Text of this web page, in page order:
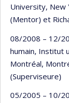
University, New
(Mentor) et
08/2008 – 12/
humain, Institut
Montréal,
(Superviseure)
05/2005 – 10/